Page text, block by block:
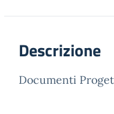
Descrizione
Documenti